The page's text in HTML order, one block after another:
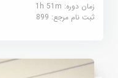
زمان دوره: 1h 51m
ثبت نام مرجع:899